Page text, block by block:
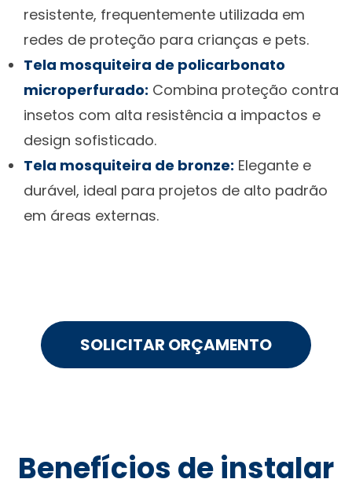
resistente, frequentemente utilizada em
redes de proteção para crianças e pets.
Tela mosquiteira de policarbonato
microperfurado: Combina proteção contra
insetos com alta resistência a impactos e
design sofisticado.
Tela mosquiteira de bronze: Elegante e
durável, ideal para projetos de alto padrão
em áreas externas.
SOLICITAR ORÇAMENTO
Benefícios de instalar